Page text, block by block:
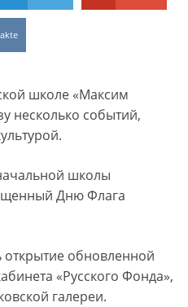
школе «Максим
несколько событий,
школы
Дню Флага
открытие обновленной
«Русского Фонда»,
галереи.